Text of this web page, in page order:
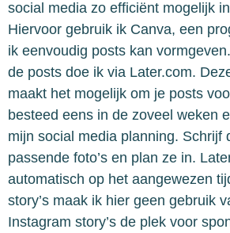
social media zo efficiënt mogelijk
Hiervoor gebruik ik Canva, een
ik eenvoudig posts kan
de posts doe ik via Later.com.
maakt het mogelijk om je posts
besteed eens in de zoveel weken
mijn social media planning. Schrijf
passende foto’s en plan ze in.
automatisch op het aangewezen
story’s maak ik hier geen gebruik
Instagram story’s de plek voor